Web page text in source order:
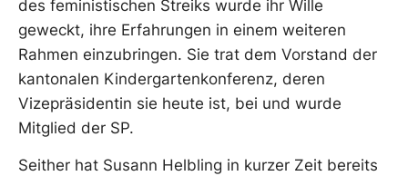
des feministischen Streiks wurde ihr Wille
geweckt, ihre Erfahrungen in einem weiteren
Rahmen einzubringen. Sie trat dem Vorstand der
kantonalen Kindergartenkonferenz, deren
Vizepräsidentin sie heute ist, bei und wurde
Mitglied der SP.
Seither hat Susann Helbling in kurzer Zeit bereits